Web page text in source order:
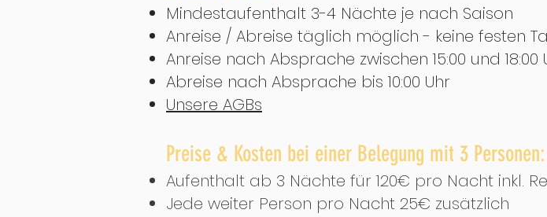
Mindestaufenthalt 3-4 Nächte je nach Saison
Anreise / Abreise täglich möglich - keine festen
Anreise nach Absprache zwischen 15:00 und 18:00
Abreise nach Absprache bis 10:00 Uhr
Unsere AGBs
Preise & Kosten bei einer Belegung mit 3 Personen:
Aufenthalt ab 3 Nächte für 120€ pro Nacht inkl.
Jede weiter Person pro Nacht 25€ zusätzlich